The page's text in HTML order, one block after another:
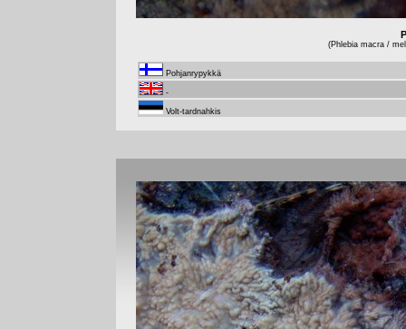
(Phlebia macra /
Pohjanrypykkä
-
Volt-tardnahkis